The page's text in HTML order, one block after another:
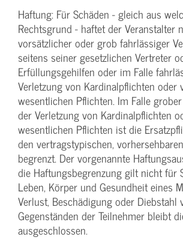
Haftung: Für Schäden - gleich aus
Rechtsgrund - haftet der Veranstalter
vorsätzlicher oder grob fahrlässiger
seitens seiner gesetzlichen Vertreter
Erfüllungsgehilfen oder im Falle
Verletzung von Kardinalpflichten
wesentlichen Pflichten. Im Falle
der Verletzung von Kardinalpflichten
wesentlichen Pflichten ist die
den vertragstypischen,
begrenzt. Der vorgenannte
die Haftungs­begrenzung gilt nicht für
Leben, Körper und Gesundheit eines
Verlust, Beschädigung oder Diebstahl
Gegenständen der Teilnehmer bleibt
ausgeschlossen.